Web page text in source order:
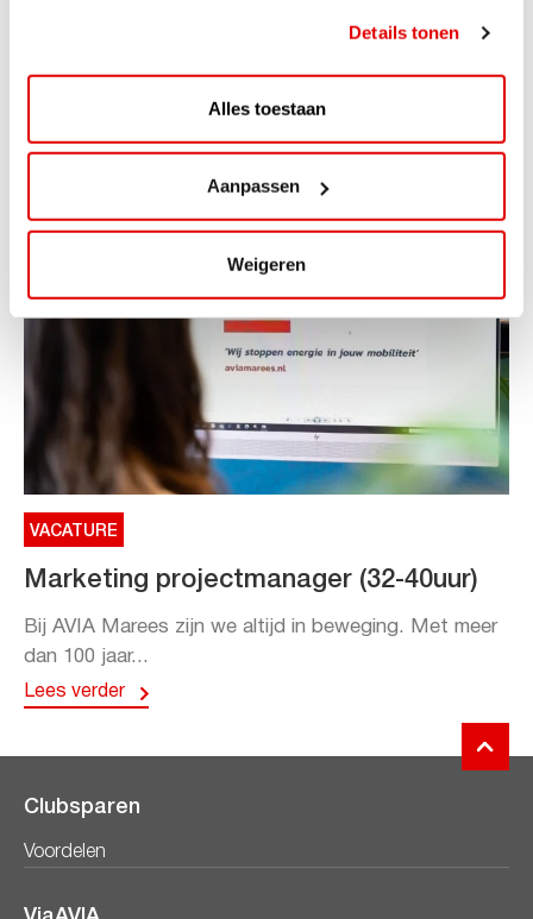
Details tonen
Alles toestaan
Aanpassen
Weigeren
Lees verder
VACATURE
Marketing projectmanager (32-40uur)
Bij AVIA Marees zijn we altijd in beweging. Met meer
dan 100 jaar...
Lees verder
Clubsparen
Voordelen